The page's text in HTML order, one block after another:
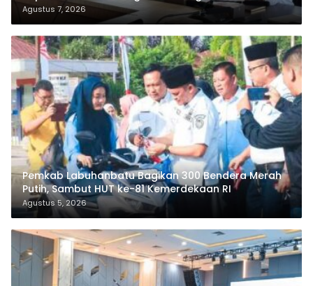
Sengketa Lahan Mak Teduh vs PT Arara Abadi,
Bupati Zukri Ambil Langkah Cooling Down
Agustus 7, 2026